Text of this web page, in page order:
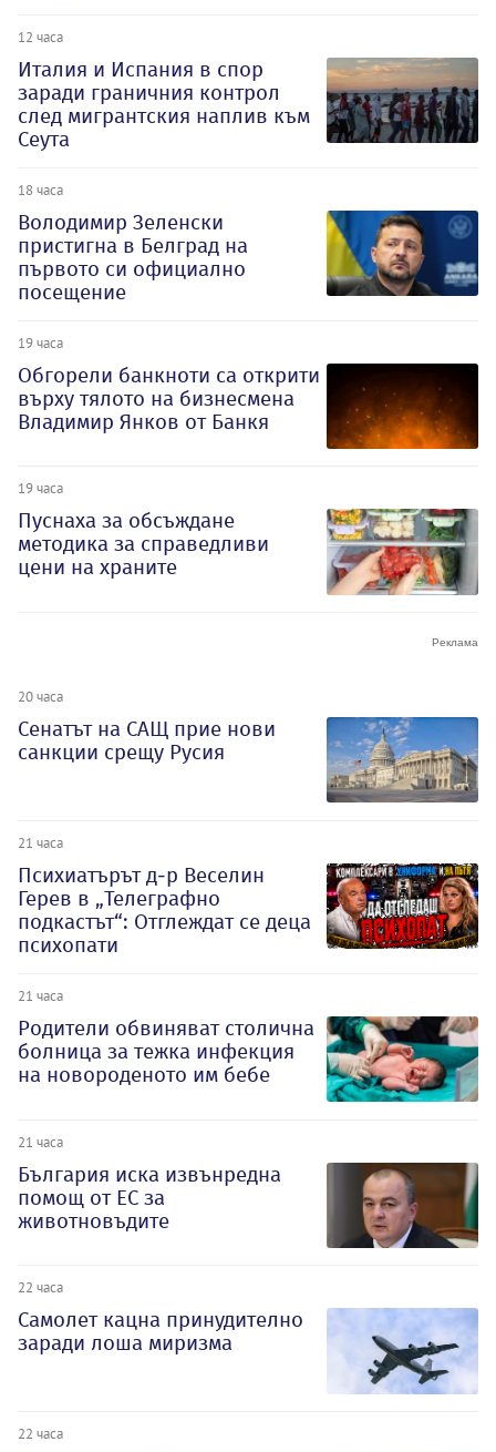
12 часа
Италия и Испания в спор
заради граничния контрол
след мигрантския наплив към
Сеута
18 часа
Володимир Зеленски
пристигна в Белград на
първото си официално
посещение
19 часа
Обгорели банкноти са открити
върху тялото на бизнесмена
Владимир Янков от Банкя
19 часа
Пуснаха за обсъждане
методика за справедливи
цени на храните
20 часа
Сенатът на САЩ прие нови
санкции срещу Русия
21 часа
Психиатърът д-р Веселин
Герев в „Телеграфно
подкастът“: Отглеждат се деца
психопати
21 часа
Родители обвиняват столична
болница за тежка инфекция
на новороденото им бебе
21 часа
България иска извънредна
помощ от ЕС за
животновъдите
22 часа
Самолет кацна принудително
заради лоша миризма
22 часа